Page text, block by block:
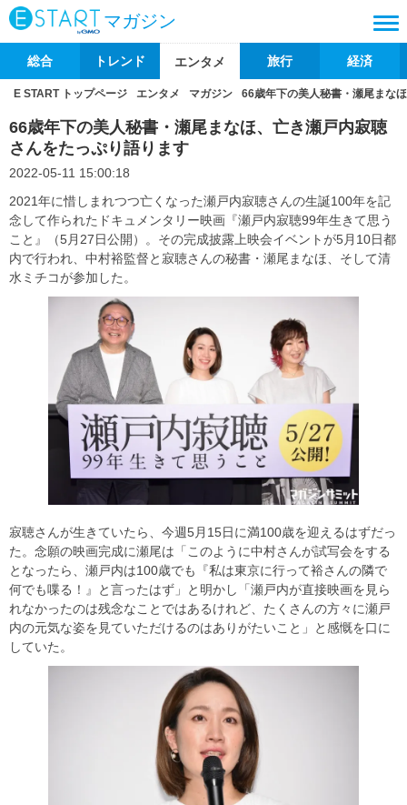
マガジン
総合 トレンド エンタメ 旅行 経済
E START トップページ エンタメ マガジン 66歳年下の美人秘書・瀬尾まな
66歳年下の美人秘書・瀬尾まなほ、亡き瀬戸内寂聴
さんをたっぷり語ります
2022-05-11 15:00:18
2021年に惜しまれつつ亡くなった瀬戸内寂聴さんの生誕100年を記
念して作られたドキュメンタリー映画『瀬戸内寂聴99年生きて思う
こと』（5月27日公開）。その完成披露上映会イベントが5月10日都
内で行われ、中村裕監督と寂聴さんの秘書・瀬尾まなほ、そして清
水ミチコが参加した。
寂聴さんが生きていたら、今週5月15日に満100歳を迎えるはずだっ
た。念願の映画完成に瀬尾は「このように中村さんが試写会をする
となったら、瀬戸内は100歳でも『私は東京に行って裕さんの隣で
何でも喋る！』と言ったはず」と明かし「瀬戸内が直接映画を見ら
れなかったのは残念なことではあるけれど、たくさんの方々に瀬戸
内の元気な姿を見ていただけるのはありがたいこと」と感慨を口に
していた。